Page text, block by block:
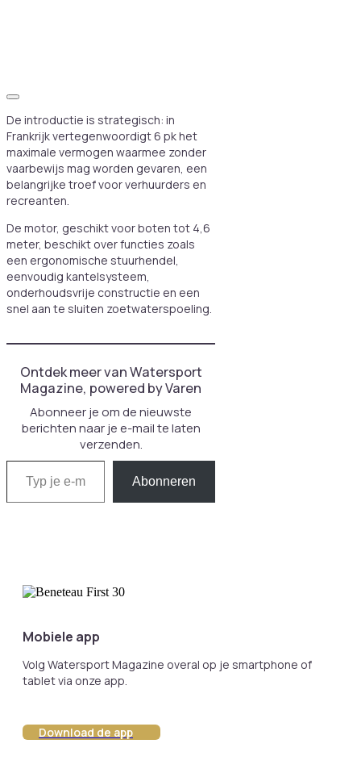
De introductie is strategisch: in
Frankrijk vertegenwoordigt 6 pk het
maximale vermogen waarmee zonder
vaarbewijs mag worden gevaren, een
belangrijke troef voor verhuurders en
recreanten.
De motor, geschikt voor boten tot 4,6
meter, beschikt over functies zoals
een ergonomische stuurhendel,
eenvoudig kantelsysteem,
onderhoudsvrije constructie en een
snel aan te sluiten zoetwaterspoeling.
Ontdek meer van Watersport
Magazine, powered by Varen
Abonneer je om de nieuwste
berichten naar je e-mail te laten
verzenden.
Typ je e-mail...
Abonneren
Mobiele app
Volg Watersport Magazine overal op je smartphone of
tablet via onze app.
Download de app